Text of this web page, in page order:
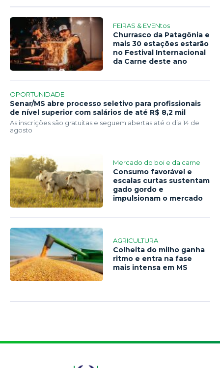
FEIRAS & EVENtos
Churrasco da Patagônia e
mais 30 estações estarão
no Festival Internacional
da Carne deste ano
OPORTUNIDADE
Senar/MS abre processo seletivo para profissionais
de nível superior com salários de até R$ 8,2 mil
As inscrições são gratuitas e seguem abertas até o dia 14 de
agosto
Mercado do boi e da carne
Consumo favorável e
escalas curtas sustentam
gado gordo e
impulsionam o mercado
AGRICULTURA
Colheita do milho ganha
ritmo e entra na fase
mais intensa em MS